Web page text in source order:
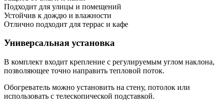
Подходит для улицы и помещений
Устойчив к дождю и влажности
Отлично подходит для террас и кафе
Универсальная установка
В комплект входит крепление с регулируемым углом наклона,
позволяющее точно направить тепловой поток.
Обогреватель можно установить на стену, потолок или
использовать с телескопической подставкой.